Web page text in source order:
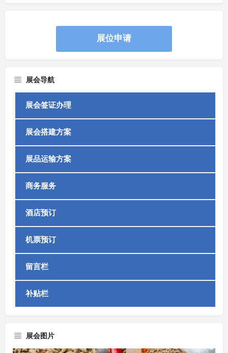
展位申请
展会导航
展会签证办理
展会搭建方案
展品运输方案
商务服务
酒店预订
机票预订
留言栏
补贴栏
展会图片